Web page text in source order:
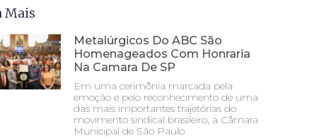
Mais
Metalúrgicos Do ABC São
Homenageados Com Honraria
Na Camara De SP
Em uma cerimônia marcada pela
emoção e pelo reconhecimento de uma
das mais importantes trajetórias do
movimento sindical brasileiro, a Câmara
Municipal de São Paulo